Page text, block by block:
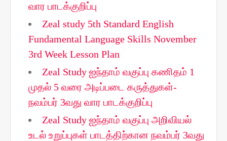
வார பாடக்குறிப்பு
Zeal study 5th Standard English
Fundamental Language Skills November
3rd Week Lesson Plan
Zeal Study ஐந்தாம் வகுப்பு கணிதம் 1
முதல் 5 வரை அடிப்படை கருத்துகள்-
நவம்பர் 3வது வார பாடக்குறிப்பு
Zeal Study ஐந்தாம் வகுப்பு அறிவியல்
உடல் உறுப்புகள் பாடத்திற்கான நவம்பர் 3வது